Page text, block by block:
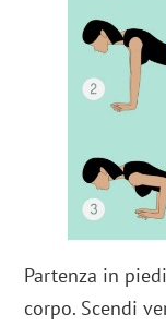
Partenza in
corpo. Scendi